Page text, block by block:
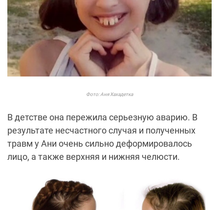
Фото: Аня Хахадетка
В детстве она пережила серьезную аварию. В
результате несчастного случая и полученных
травм у Ани очень сильно деформировалось
лицо, а также верхняя и нижняя челюсти.